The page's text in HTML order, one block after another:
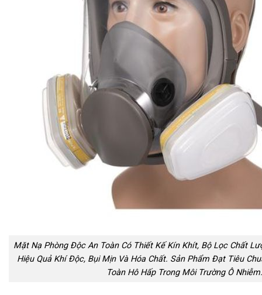
Mặt Nạ Phòng Độc An Toàn Có Thiết Kế Kín Khít, Bộ Lọc Chất
Hiệu Quả Khí Độc, Bụi Mịn Và Hóa Chất. Sản Phẩm Đạt Tiêu
Toàn Hô Hấp Trong Môi Trường Ô Nhiễm.